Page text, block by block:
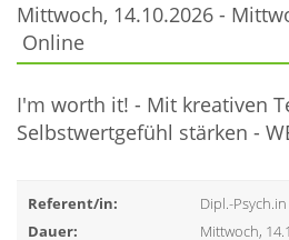
Mittwoch, 14.10.2026 -
Online
I'm worth it! - Mit kreativen
Selbstwertgefühl stärken -
Referent/in:
Dipl.-
Dauer:
Mittwoch,